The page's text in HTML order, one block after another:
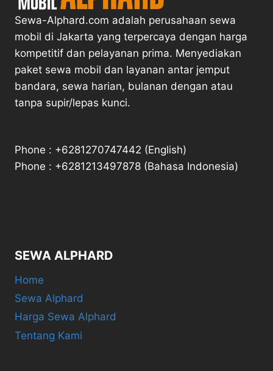
Sewa-Alphard.com adalah perusahaan sewa
mobil di Jakarta yang terpercaya dengan harga
kompetitif dan pelayanan prima. Menyediakan
paket sewa mobil dan layanan antar jemput
bandara, sewa harian, bulanan dengan atau
tanpa supir/lepas kunci.
Phone : +6281270747442 (English)
Phone : +6281213497878 (Bahasa Indonesia)
SEWA ALPHARD
Home
Sewa Alphard
Harga Sewa Alphard
Tentang Kami